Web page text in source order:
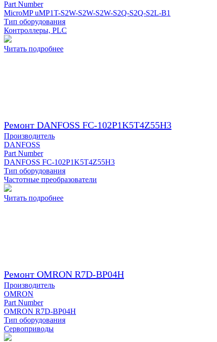
Part Number
MicroMP uMP1T-S2W-S2W-S2W-S2Q-S2Q-S2L-B1
Тип оборудования
Контроллеры, PLC
Читать подробнее
Ремонт DANFOSS FC-102P1K5T4Z55H3
Производитель
DANFOSS
Part Number
DANFOSS FC-102P1K5T4Z55H3
Тип оборудования
Частотные преобразователи
Читать подробнее
Ремонт OMRON R7D-BP04H
Производитель
OMRON
Part Number
OMRON R7D-BP04H
Тип оборудования
Сервоприводы